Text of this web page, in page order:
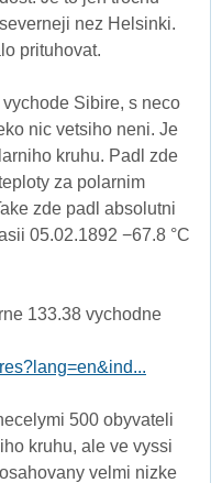
nez Helsinki.
prituhovat.
Sibire, s neco
nic vetsiho neni. Je
kruhu. Padl zde
za polarnim
zde padl absolutni
05.02.1892 −67.8 °C
133.38 vychodne
500 obyvateli
kruhu, ale ve vyssi
velmi nizke